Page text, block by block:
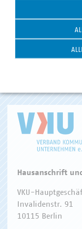
VKU-Bereiche
Hausanschrift
VKU-
Invalidenstr. 91
10115 Berlin